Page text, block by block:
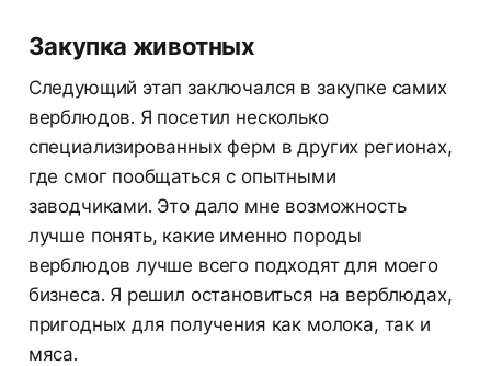
Закупка животных
Следующий этап заключался в закупке самих
верблюдов. Я посетил несколько
специализированных ферм в других регионах,
где смог пообщаться с опытными
заводчиками. Это дало мне возможность
лучше понять, какие именно породы
верблюдов лучше всего подходят для моего
бизнеса. Я решил остановиться на верблюдах,
пригодных для получения как молока, так и
мяса.